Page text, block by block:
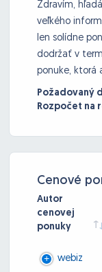
Zdravím,
veľkého
len solídne
dodržať v
ponuke, ktorá
Požadovaný
Rozpočet na
Cenové
Autor
cenovej
ponuky
webiz